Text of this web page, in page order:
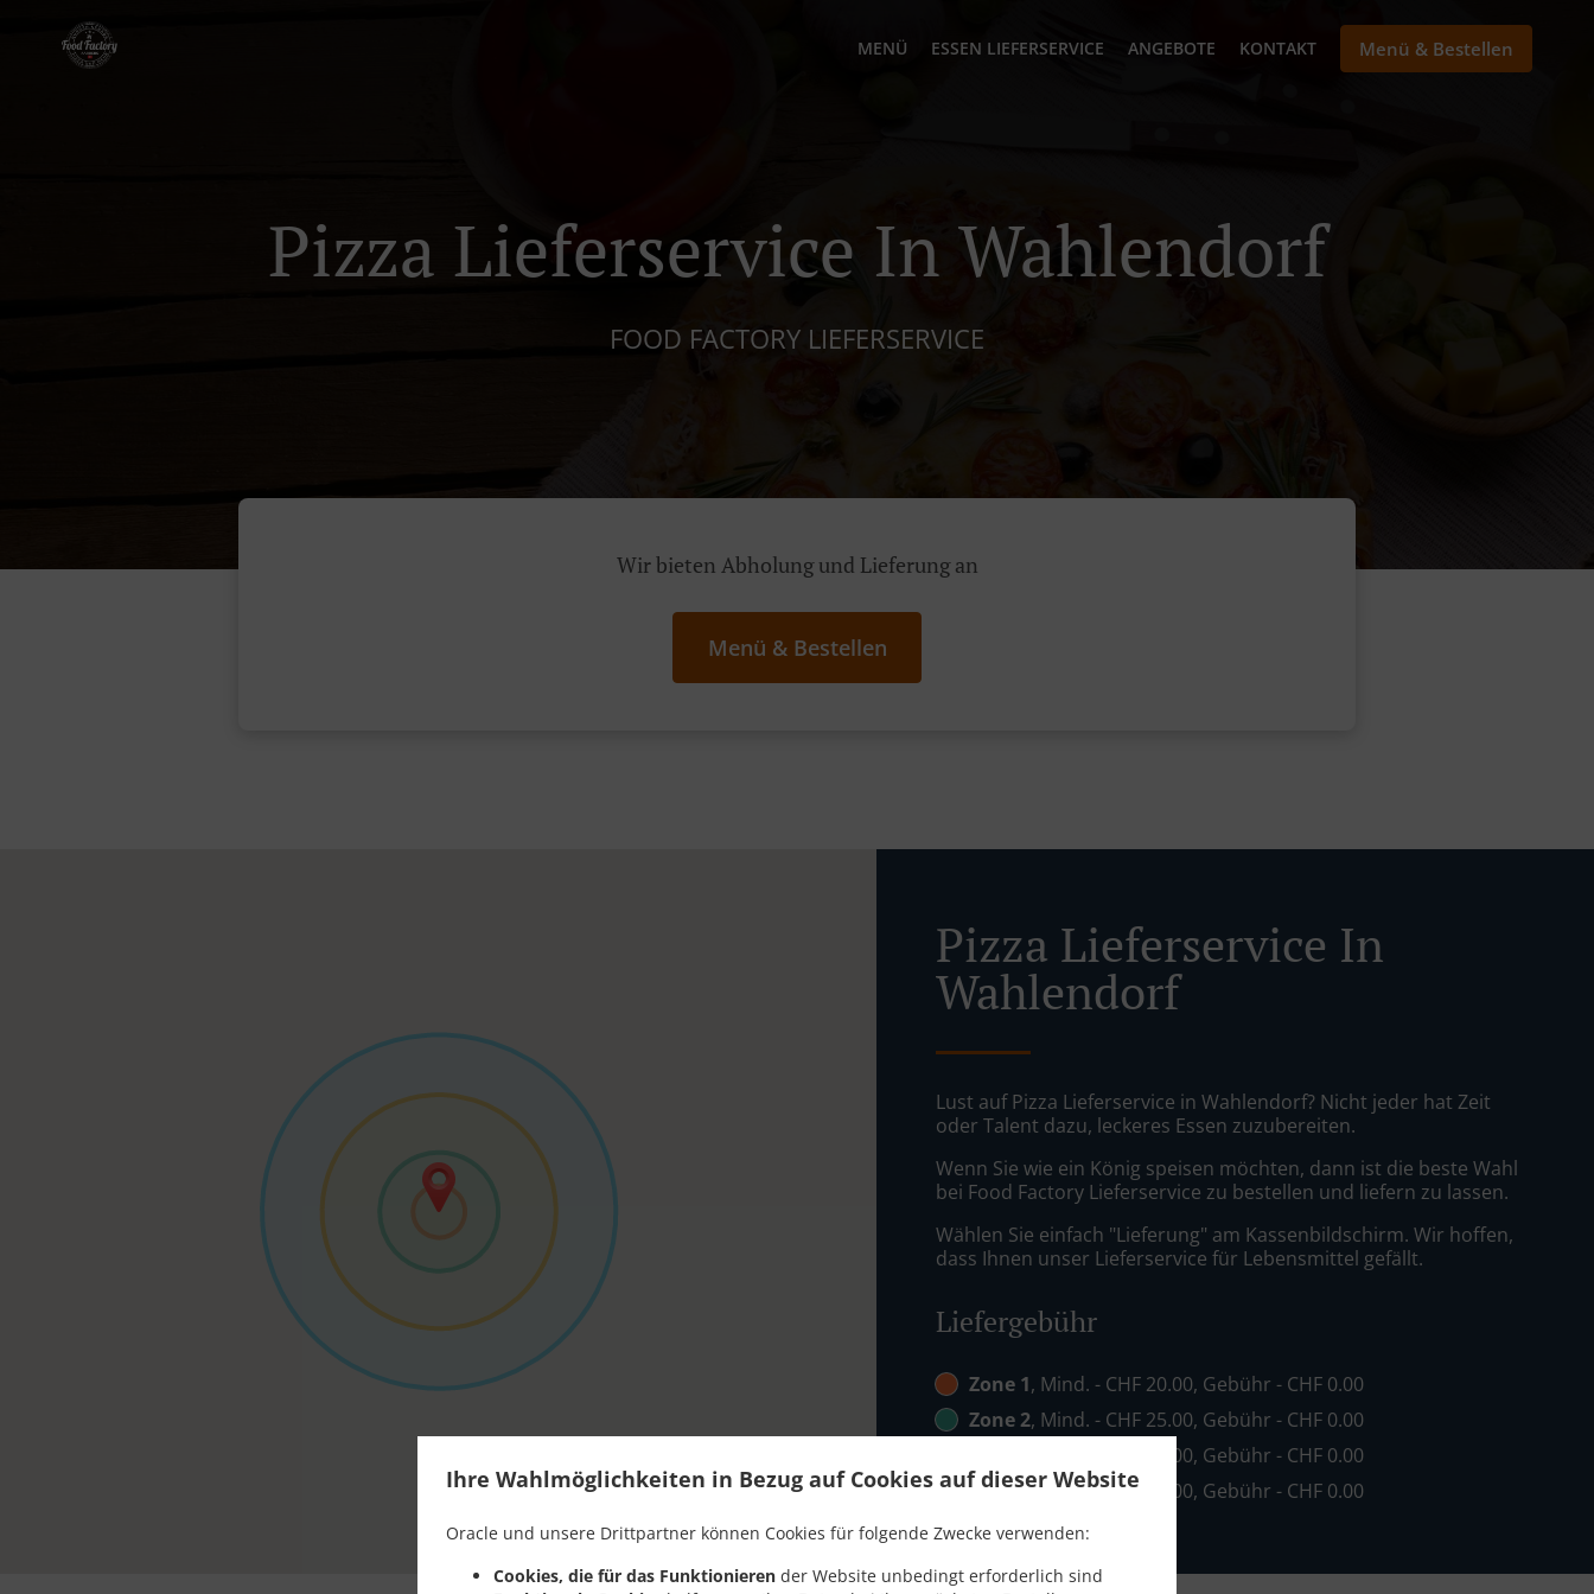
Ihre Wahlmöglichkeiten in Bezug auf Cookies auf dieser Website
Oracle und unsere Drittpartner können Cookies für folgende Zwecke verwenden:
Cookies, die für das Funktionieren der Website unbedingt erforderlich sind
MENÜ ESSEN LIEFERSERVICE ANGEBOTE KONTAKT Menü & Bestellen
Pizza Lieferservice In Wahlendorf
FOOD FACTORY LIEFERSERVICE
Wir bieten Abholung und Lieferung an
Menü & Bestellen
Pizza Lieferservice In
Wahlendorf
Lust auf Pizza Lieferservice in Wahlendorf? Nicht jeder hat Zeit
oder Talent dazu, leckeres Essen zuzubereiten.
Wenn Sie wie ein König speisen möchten, dann ist die beste Wahl
bei Food Factory Lieferservice zu bestellen und liefern zu lassen.
Wählen Sie einfach "Lieferung" am Kassenbildschirm. Wir hoffen,
dass Ihnen unser Lieferservice für Lebensmittel gefällt.
Liefergebühr
Zone 1, Mind. - CHF 20.00, Gebühr - CHF 0.00
Zone 2, Mind. - CHF 25.00, Gebühr - CHF 0.00
, Mind. - CHF 30.00, Gebühr - CHF 0.00
Zone 4, Mind. - CHF 60.00, Gebühr - CHF 0.00